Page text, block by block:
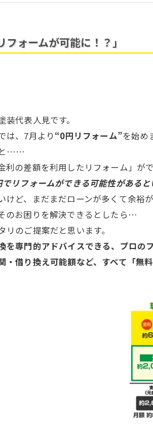
フォームが可能に！？」
代表人見です。
は、7月より “0円リフォーム”を始め
と……
利の差額を利用したリフォーム」が
リフォームができる可能性があると
けど、まだまだローンが多くて余裕
のお困りを解決できるとしたら…
リのご提案だと思います。
を専門的アドバイスできる、プロの
・借り換え可能額など、すべて「無